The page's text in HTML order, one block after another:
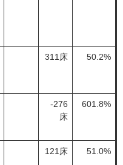
311床 50.2%
-276
床
601.8%
121床 51.0%